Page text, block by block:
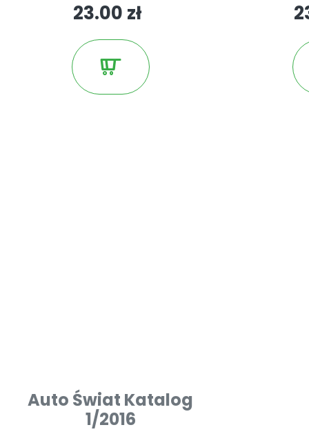
23.00 zł
Auto Świat Katalog
1/2016